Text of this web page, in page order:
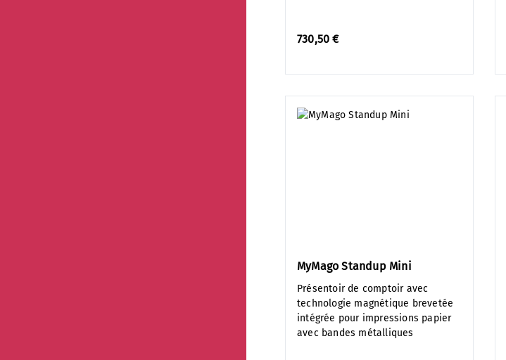
730,50 €
MyMago Standup Mini
Présentoir de comptoir avec
technologie magnétique brevetée
intégrée pour impressions papier
avec bandes métalliques